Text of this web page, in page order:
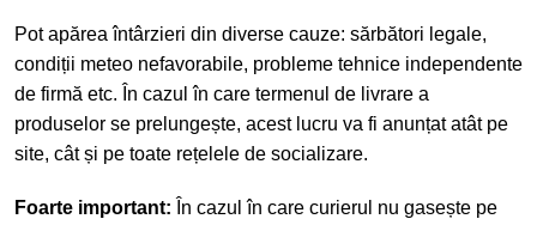
Pot apărea întârzieri din diverse cauze: sărbători legale,
condiții meteo nefavorabile, probleme tehnice independente
de firmă etc. În cazul în care termenul de livrare a
produselor se prelungește, acest lucru va fi anunțat atât pe
site, cât și pe toate rețelele de socializare.
Foarte important: În cazul în care curierul nu gasește pe